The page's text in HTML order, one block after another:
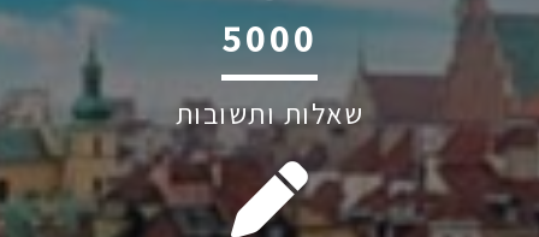
6045
שאלות ותשובות